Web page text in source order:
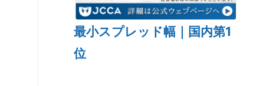
最小スプレッド幅｜国内第1
位